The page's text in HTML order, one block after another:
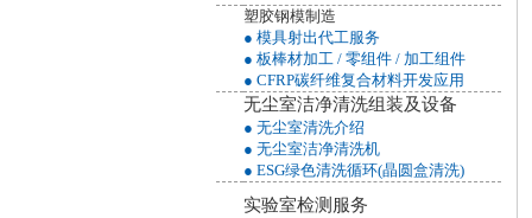
塑胶钢模制造
● 模具射出代工服务
● 板棒材加工 / 零组件 / 加工组件
● CFRP碳纤维复合材料开发应用
无尘室洁净清洗组装及设备
● 无尘室清洗介绍
● 无尘室洁净清洗机
● ESG绿色清洗循环(晶圆盒清洗)
实验室检测服务